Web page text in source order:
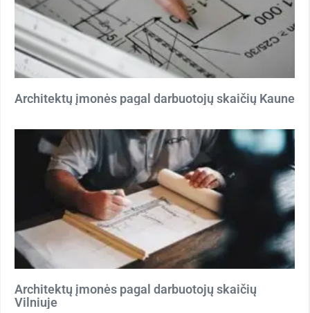
Architektų įmonės pagal darbuotojų skaičių Kaune
Architektų įmonės pagal darbuotojų skaičių
Vilniuje